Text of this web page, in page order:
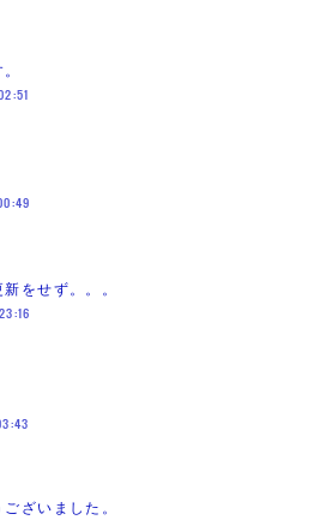
をせず。。。
ざいました。